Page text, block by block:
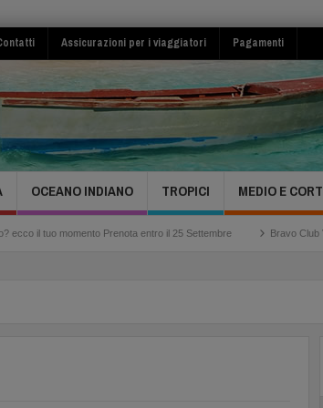
Assicurazioni per i viaggiatori Pagamenti
OCEANO INDIANO TROPICI MEDIO E
Prenota entro il 25 Settembre Bravo Club Viva Miches